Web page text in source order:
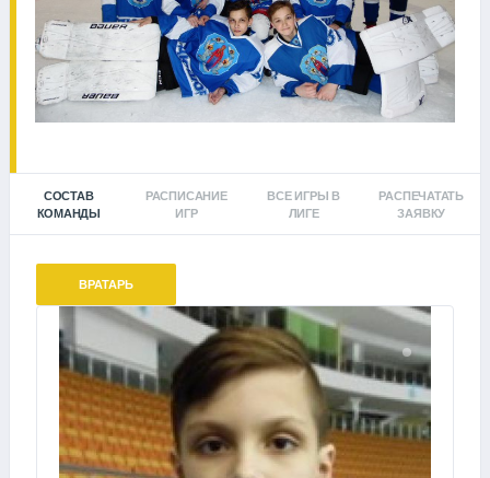
СОСТАВ
КОМАНДЫ
РАСПИСАНИЕ
ИГР
ВСЕ ИГРЫ В
ЛИГЕ
РАСПЕЧАТАТЬ
ЗАЯВКУ
ВРАТАРЬ